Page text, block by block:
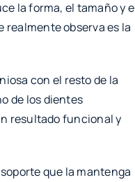
la forma, el tamaño y
realmente observa es la
con el resto de la
de los dientes
resultado funcional y
que la mantenga